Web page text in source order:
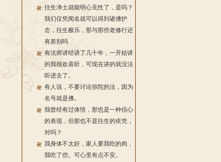
往生净土就能明心见性了，是吗？
我们仅凭闻名就可以得到诸佛护
念，往生极乐，那与那些老修行还
有差别吗
有法师讲经讲了几十年，一开始讲
的我很欢喜听，可现在讲的就没法
听进去了。
有人说，不要讨论弥陀的法，因为
名号就是佛。
我曾经有过体悟，那也是一种信心
的表现，但那也不是往生的依凭，
对吗？
我身体不太好，家人要我吃的肉，
我吃了些。可心里有点不安。